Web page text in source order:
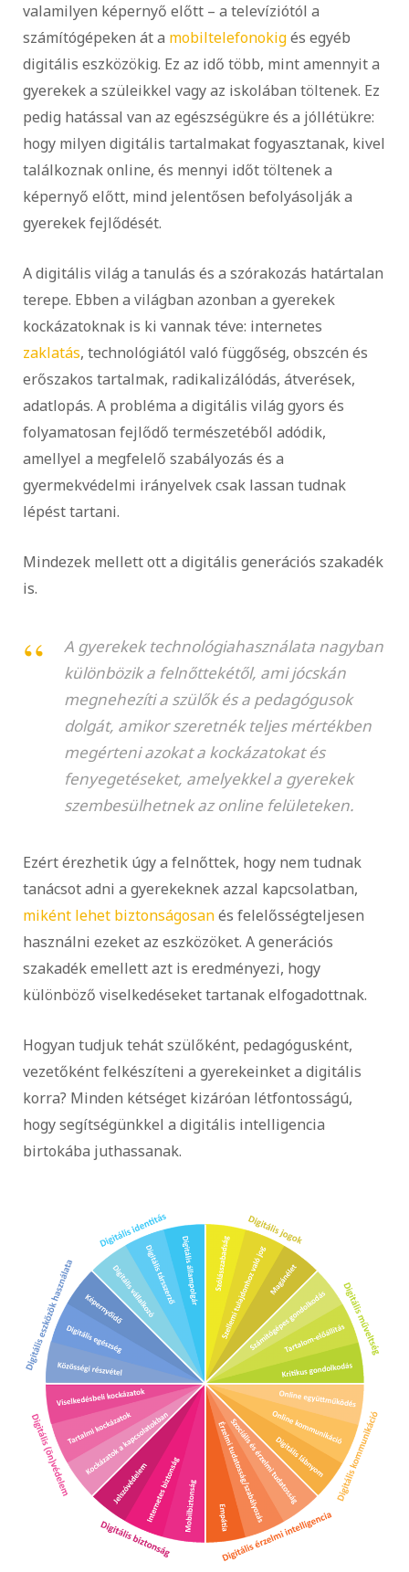
valamilyen képernyő előtt – a televíziótól a
számítógépeken át a mobiltelefonokigés egyéb
digitális eszközökig. Ez az idő több, mint amennyit a
gyerekek a szüleikkel vagy az iskolában töltenek. Ez
pedig hatással van az egészségükre és a jóllétükre:
hogy milyen digitális tartalmakat fogyasztanak, kivel
találkoznak online, és mennyi időt töltenek a
képernyő előtt, mind jelentősen befolyásolják a
gyerekek fejlődését.
A digitális világ a tanulás és a szórakozás határtalan
terepe. Ebben a világban azonban a gyerekek
kockázatoknak is ki vannak téve: internetes
zaklatás, technológiától való függőség, obszcén és
erőszakos tartalmak, radikalizálódás, átverések,
adatlopás. A probléma a digitális világ gyors és
folyamatosan fejlődő természetéből adódik,
amellyel a megfelelő szabályozás és a
gyermekvédelmi irányelvek csak lassan tudnak
lépést tartani.
Mindezek mellett ott a digitális generációs szakadék
is.
A gyerekek technológiahasználata nagyban
különbözik a felnőttekétől, ami jócskán
megnehezíti a szülők és a pedagógusok
dolgát, amikor szeretnék teljes mértékben
megérteni azokat a kockázatokat és
fenyegetéseket, amelyekkel a gyerekek
szembesülhetnek az online felületeken.
Ezért érezhetik úgy a felnőttek, hogy nem tudnak
tanácsot adni a gyerekeknek azzal kapcsolatban,
miként lehet biztonságosanés felelősségteljesen
használni ezeket az eszközöket. A generációs
szakadék emellett azt is eredményezi, hogy
különböző viselkedéseket tartanak elfogadottnak.
Hogyan tudjuk tehát szülőként, pedagógusként,
vezetőként felkészíteni a gyerekeinket a digitális
korra? Minden kétséget kizáróan létfontosságú,
hogy segítségünkkel a digitális intelligencia
birtokába juthassanak.